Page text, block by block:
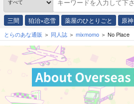
三間 狛治×恋雪 薬屋のひとりごと 原神
とらのあな通販 同人誌 mixmomo No Place